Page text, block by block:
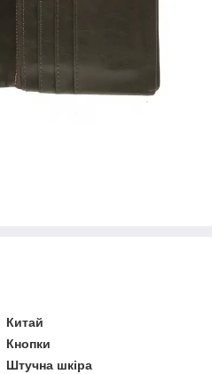
Китай
Кнопки
Штучна шкіра